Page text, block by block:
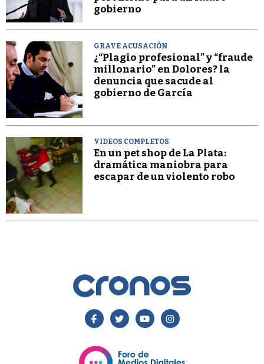
gobierno
GRAVE ACUSACIÓN
¿“Plagio profesional” y “fraude
millonario” en Dolores? la
denuncia que sacude al
gobierno de García
VIDEOS COMPLETOS
En un pet shop de La Plata:
dramática maniobra para
escapar de un violento robo